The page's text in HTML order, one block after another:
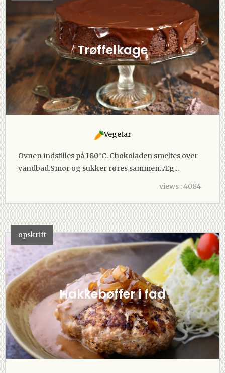
Trøffelkage
Vegetar
Ovnen indstilles på 180°C. Chokoladen smeltes over
vandbad.Smør og sukker røres sammen. Æg...
views : 4084
opskrift
Hakkebøffer i fad